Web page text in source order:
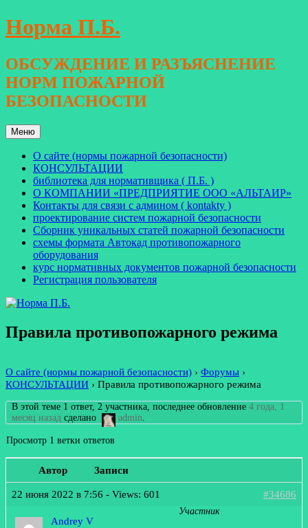
Перейти
к
Норма П.Б.
ОБСУЖДЕНИЕ И РАЗЪЯСНЕНИЕ
НОРМ ПОЖАРНОЙ
БЕЗОПАСНОСТИ
Меню
О сайте (нормы пожарной безопасности)
КОНСУЛЬТАЦИИ
библиотека для нормативщика ( П.Б. )
О КОМПАНИИ «ПРЕДПРИЯТИЕ ООО «АЛЬТАИР»
Контакты для связи с админом ( kontakty )
проектирование систем пожарной безопасности
Сборник уникальных статей пожарной безопасности
схемы формата Автокад противопожарного
оборудования
курс нормативных документов пожарной безопасности
Регистрация пользователя
Правила противопожарного режима
О сайте (нормы пожарной безопасности) › Форумы ›
КОНСУЛЬТАЦИИ › Правила противопожарного режима
В этой теме 1 ответ, 2 участника, последнее обновление4 года, 1
месяц назад сделано admin
Просмотр 1 ветки ответов
Автор Записи
22 июня 2022 в 7:56 - Views: 601 #34686
Andrey V
Участник